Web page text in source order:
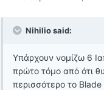
Nihilio said:
Υπάρχουν νομίζω 6
πρώτο τόμο από ότι
περισσότερο το